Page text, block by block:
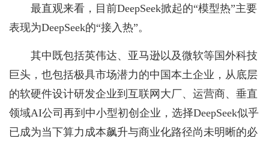
最直观来看，目前DeepSeek掀起的“模型热”主要
表现为DeepSeek的“接入热”。
其中既包括英伟达、亚马逊以及微软等国外科技
巨头，也包括极具市场潜力的中国本土企业，从底层
的软硬件设计研发企业到互联网大厂、运营商、垂直
领域AI公司再到中小型初创企业，选择DeepSeek似乎
已成为当下算力成本飙升与商业化路径尚未明晰的必